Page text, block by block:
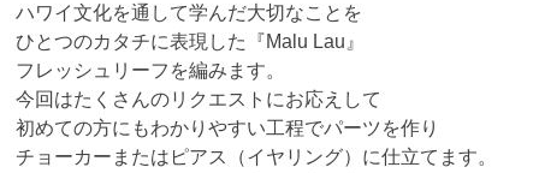
ハワイ文化を通して学んだ大切なことを
ひとつのカタチに表現した『Malu Lau』
フレッシュリーフを編みます。
今回はたくさんのリクエストにお応えして
初めての方にもわかりやすい工程でパーツを作り
チョーカーまたはピアス（イヤリング）に仕立てます。